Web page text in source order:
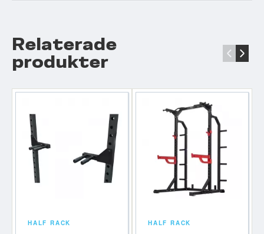
Relaterade
produkter ‹ ›
HALF RACK HALF RACK